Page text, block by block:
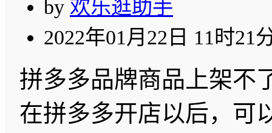
by 欢乐逛助手
2022年01月22日 11时21
拼多多品牌商品上架不
在拼多多开店以后，可